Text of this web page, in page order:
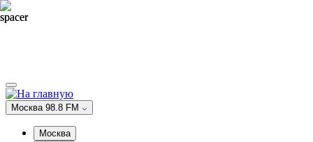
Москва 98.8 FM
Москва